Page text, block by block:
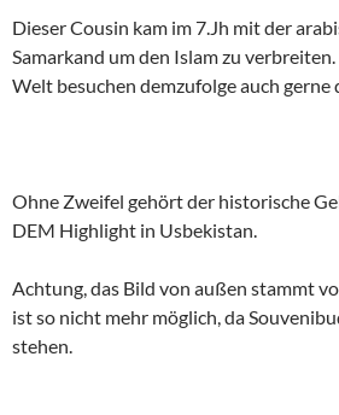
Dieser Cousin kam im 7.Jh mit der
Samarkand um den Islam zu
Welt besuchen demzufolge auch gerne
Ohne Zweifel gehört der historische
DEM Highlight in Usbekistan.
Achtung, das Bild von außen stammt
ist so nicht mehr möglich, da
stehen.